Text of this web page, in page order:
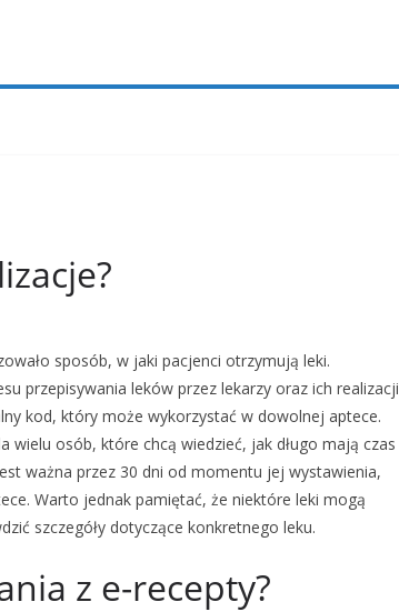
sposób, w jaki pacjenci otrzymują leki.
przepisywania leków przez lekarzy oraz ich realizacji
kod, który może wykorzystać w dowolnej aptece.
wielu osób, które chcą wiedzieć, jak długo mają czas
ważna przez 30 dni od momentu jej wystawienia,
Warto jednak pamiętać, że niektóre leki mogą
szczegóły dotyczące konkretnego leku.
z e-recepty?